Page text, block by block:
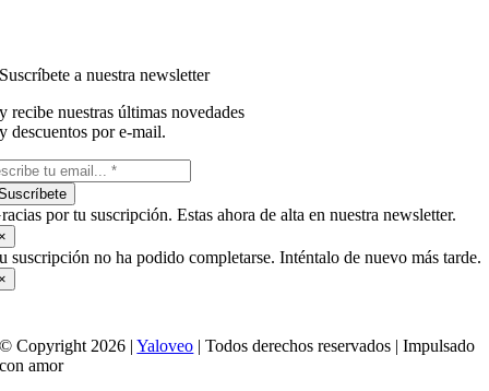
Suscríbete a nuestra newsletter
y recibe nuestras últimas novedades
y descuentos por e-mail.
por tu suscripción. Estas ahora de alta en nuestra newsletter.
suscripción no ha podido completarse. Inténtalo de nuevo más tarde.
© Copyright 2026 |Yaloveo | Todos derechos reservados | Impulsado
con amor